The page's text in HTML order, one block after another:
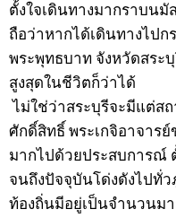
ตั้งใจเดินทางมากราบนมั
ถือว่าหากได้เดินทางไปก
พระพุทธบาท จังหวัดสระ
สูงสุดในชีวิตก็ว่าได้
ไม่ใช่ว่าสระบุรีจะมีแต่ส
ศักดิ์สิทธิ์ พระเกจิอาจารย์
มากไปด้วยประสบการณ์
จนถึงปัจจุบันโด่งดังไปทั่
ท้องถิ่นมีอยู่เป็นจำนวนม